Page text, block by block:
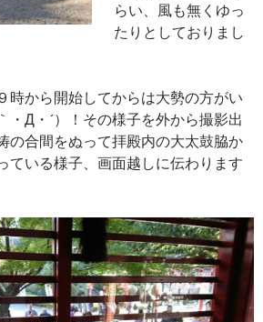
らい、風も無くゆっ
たりとしておりまし
時から開始してからは大勢の方がい
・Д・´）！その様子を外から撮影出
の合間をぬって拝殿内の大太鼓脇か
ている様子、画面越しに伝わります